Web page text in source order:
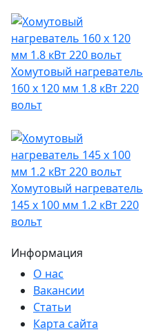
Хомутовый нагреватель
160 х 120 мм 1.8 кВт 220
вольт
Хомутовый нагреватель
145 х 100 мм 1.2 кВт 220
вольт
Информация
О нас
Вакансии
Статьи
Карта сайта